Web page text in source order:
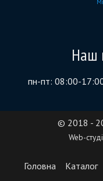
Наш
пн-пт: 08:00-
© 2018 -
Web-
Головна Каталог